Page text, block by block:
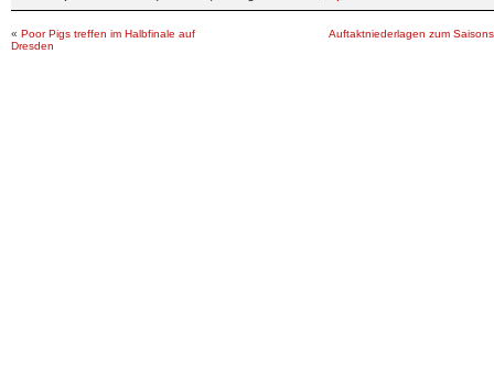
« Poor Pigs treffen im Halbfinale auf
Dresden
Auftaktniederlagen zum